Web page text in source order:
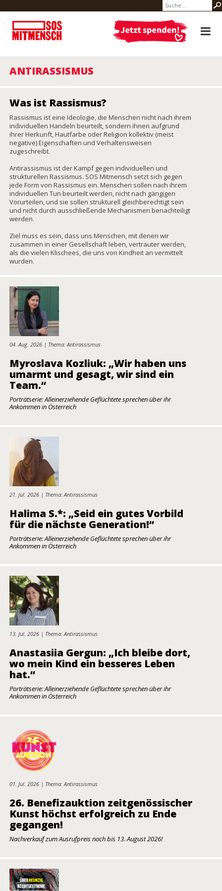
ANTIRASSISMUS
Was ist Rassismus?
Rassismus ist eine Ideologie, die Menschen nicht nach ihrem
individuellen Handeln beurteilt, sondern ihnen aufgrund
ihrer Herkunft, Hautfarbe oder Religion kollektiv (meist
negative) Eigenschaften und Verhaltensweisen
zugeschreibt.
Antirassismus ist der Kampf gegen individuellen und
strukturellen Rassismus. SOS Mitmensch setzt sich gegen
jede Form von Rassismus ein. Menschen sollen nach ihrem
individuellen Tun beurteilt werden, nicht nach gängigen
Vorurteilen, und sie sollen strukturell gleichberechtigt sein
und nicht durch ausschließende Mechanismen benachteiligt
werden.
Ziel muss es sein, dass uns Menschen, mit denen wir
zusammen in einer Gesellschaft leben, vertrauter werden,
als die vielen Klischees, die uns von Kindheit an vermittelt
wurden.
04. Aug. 2026 | Thema: Antirassismus
Myroslava Kozliuk: „Wir haben uns
umarmt und gesagt, wir sind ein
Team.“
Porträtserie: Alleinerziehende Geflüchtete sprechen über ihr
Ankommen in Österreich
21. Jul. 2026 | Thema: Antirassismus
Halima S.*: „Seid ein gutes Vorbild
für die nächste Generation!“
Porträtserie: Alleinerziehende Geflüchtete sprechen über ihr
Ankommen in Österreich
13. Jul. 2026 | Thema: Antirassismus
Anastasiia Gergun: „Ich bleibe dort,
wo mein Kind ein besseres Leben
hat.“
Porträtserie: Alleinerziehende Geflüchtete sprechen über ihr
Ankommen in Österreich
01. Jul. 2026 | Thema: Antirassismus
26. Benefizauktion zeitgenössischer
Kunst höchst erfolgreich zu Ende
gegangen!
Nachverkauf zum Ausrufpreis noch bis 13. August 2026!